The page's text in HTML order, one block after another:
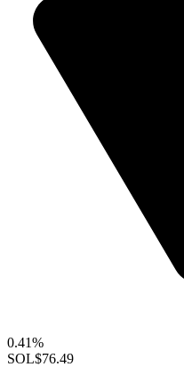
0.41%
SOL$76.49